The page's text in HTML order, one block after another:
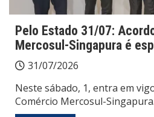
Pelo Estado 31/07:
Mercosul-Singapura é
31/07/2026
Neste sábado, 1, entra em
Comércio Mercosul-